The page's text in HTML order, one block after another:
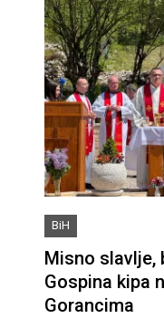
BiH
Misno slavlje,
Gospina kipa
Gorancima